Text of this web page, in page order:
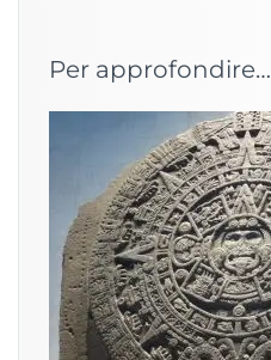
Per approfondire…